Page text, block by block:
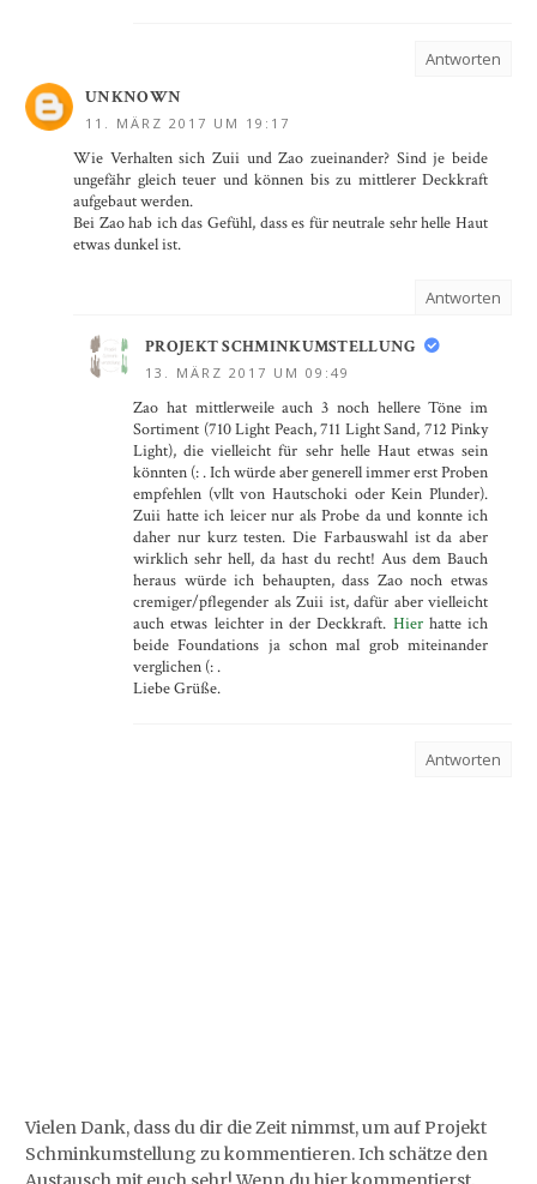
Antworten
UNKNOWN
11. MÄRZ 2017 UM 19:17
Wie Verhalten sich Zuii und Zao zueinander? Sind je beide
ungefähr gleich teuer und können bis zu mittlerer Deckkraft
aufgebaut werden.
Bei Zao hab ich das Gefühl, dass es für neutrale sehr helle Haut
etwas dunkel ist.
Antworten
PROJEKT SCHMINKUMSTELLUNG
13. MÄRZ 2017 UM 09:49
Zao hat mittlerweile auch 3 noch hellere Töne im
Sortiment (710 Light Peach, 711 Light Sand, 712 Pinky
Light), die vielleicht für sehr helle Haut etwas sein
könnten (: . Ich würde aber generell immer erst Proben
empfehlen (vllt von Hautschoki oder Kein Plunder).
Zuii hatte ich leicer nur als Probe da und konnte ich
daher nur kurz testen. Die Farbauswahl ist da aber
wirklich sehr hell, da hast du recht! Aus dem Bauch
heraus würde ich behaupten, dass Zao noch etwas
cremiger/pflegender als Zuii ist, dafür aber vielleicht
auch etwas leichter in der Deckkraft. Hierhatte ich
beide Foundations ja schon mal grob miteinander
verglichen (: .
Liebe Grüße.
Antworten
Vielen Dank, dass du dir die Zeit nimmst, um auf Projekt
Schminkumstellung zu kommentieren. Ich schätze den